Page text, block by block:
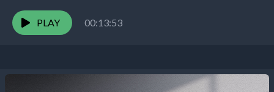
muzyką i wszystkim co porywa do tańca i...
PLAY
00:13:53